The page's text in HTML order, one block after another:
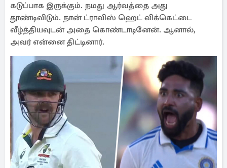
கடுப்பாக இருக்கும். நமது ஆர்வத்தை அது
தூண்டிவிடும். நான் ட்ராவிஸ் ஹெட் விக்கெட்டை
வீழ்த்தியவுடன் அதை கொண்டாடினேன். ஆனால்,
அவர் என்னை திட்டினார்.